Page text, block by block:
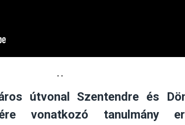
útvonal Szentendre és
vonatkozó tanulmány